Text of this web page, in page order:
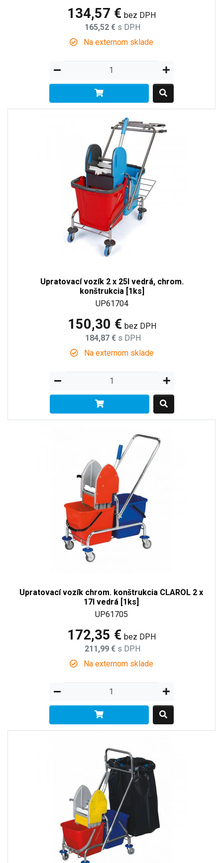
134,57 € bez DPH
165,52 € s DPH
Na externom sklade
Upratovací vozík 2 x 25l vedrá, chrom.
konštrukcia [1ks]
UP61704
150,30 € bez DPH
184,87 € s DPH
Na externom sklade
Upratovací vozík chrom. konštrukcia CLAROL 2 x
17l vedrá [1ks]
UP61705
172,35 € bez DPH
211,99 € s DPH
Na externom sklade